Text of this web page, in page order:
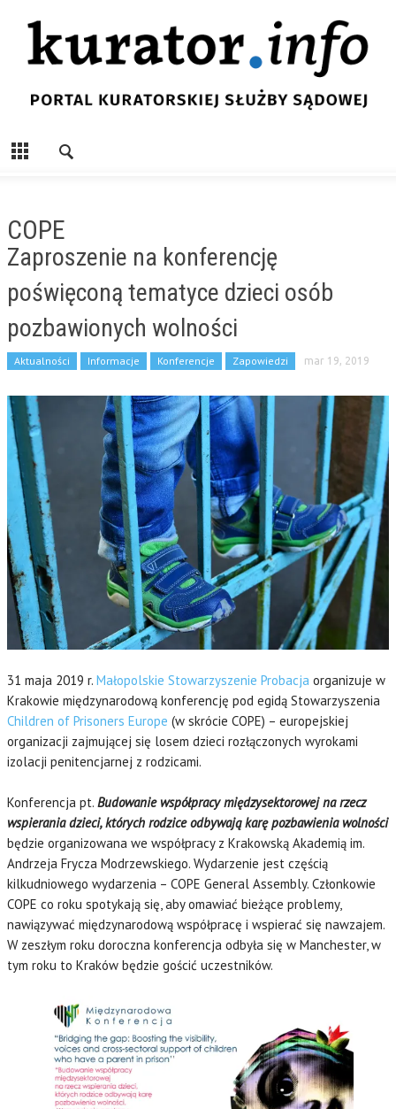
COPE
Zaproszenie na konferencję
poświęconą tematyce dzieci osób
pozbawionych wolności
Aktualności Informacje Konferencje Zapowiedzi mar 19, 2019
31 maja 2019 r. Małopolskie Stowarzyszenie Probacja organizuje w
Krakowie międzynarodową konferencję pod egidą Stowarzyszenia
Children of Prisoners Europe (w skrócie COPE) – europejskiej
organizacji zajmującej się losem dzieci rozłączonych wyrokami
izolacji penitencjarnej z rodzicami.
Konferencja pt. Budowanie współpracy międzysektorowej na rzecz
wspierania dzieci, których rodzice odbywają karę pozbawienia wolności
będzie organizowana we współpracy z Krakowską Akademią im.
Andrzeja Frycza Modrzewskiego. Wydarzenie jest częścią
kilkudniowego wydarzenia – COPE General Assembly. Członkowie
COPE co roku spotykają się, aby omawiać bieżące problemy,
nawiązywać międzynarodową współpracę i wspierać się nawzajem.
W zeszłym roku doroczna konferencja odbyła się w Manchester, w
tym roku to Kraków będzie gościć uczestników.